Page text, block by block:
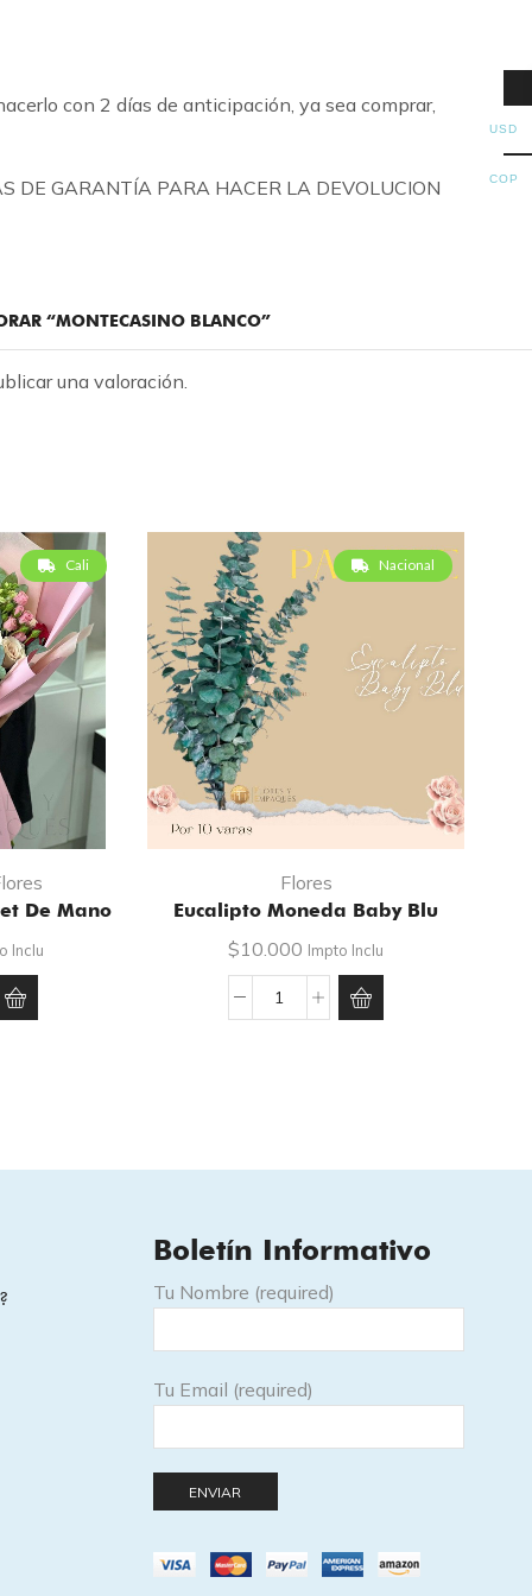
con 2 días de anticipación, ya sea comprar,
DE GARANTÍA PARA HACER LA DEVOLUCION
“MONTECASINO BLANCO”
una valoración.
Cali
De Mano
Inclu
Nacional
Flores
Eucalipto Moneda Baby Blu
$10.000 Impto Inclu
Eucalipto
Boletín Informativo
Tu Nombre (required)
Tu Email (required)
USD
COP